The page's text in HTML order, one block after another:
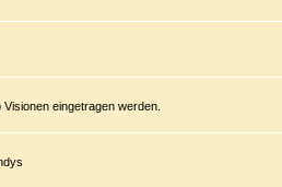
eingetragen werden.